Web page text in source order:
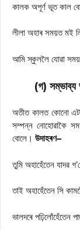
কালক অপূৰ্ণ ভূত কাল
লীলা অহাৰ সময়ত মই
আমি স্কুললৈ যোৱা
(গ)
অতীত কালত কোনো
সম্পন্ন নোহোৱাকৈ
বোলে। উদাহৰণ–
তুমি অহাহেঁতেন যাদৱ
তাই অহাহেঁতেন সি
ভালদৰে পঢ়িলোঁহেঁতেন